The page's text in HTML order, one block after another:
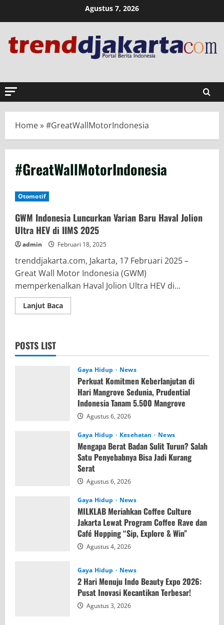
Agustus 7, 2026
Home»#GreatWallMotorIndonesia
#GreatWallMotorIndonesia
Otomotif
GWM Indonesia Luncurkan Varian Baru Haval Jolion
Ultra HEV di IIMS 2025
admin Februari 18, 2025
trenddjakarta.com, Jakarta, 17 Februari 2025 –
Great Wall Motor Indonesia (GWM)
memperkenalkan Haval Jolion Ultra HEV di...
Lanjut BacaRead
more
Baru
Jolion
Ultra
2025
POSTS LIST
Gaya Hidup News
Perkuat Komitmen Keberlanjutan di
Hari Mangrove Sedunia, Prudential
Indonesia Tanam 5.500 Mangrove
Agustus 6, 2026
Gaya Hidup Kesehatan News
Mengapa Berat Badan Sulit Turun? Salah
Satu Penyebabnya Bisa Jadi Kurang
Serat
Agustus 6, 2026
Gaya Hidup News
MILKLAB Meriahkan Coffee Culture
Jakarta Lewat Program Coffee Rave dan
Café Hopping “Sip, Explore & Win”
Agustus 4, 2026
Gaya Hidup News
2 Hari Menuju Indo Beauty Expo 2026:
Pusat Inovasi Kecantikan Terbesar!
Agustus 3, 2026